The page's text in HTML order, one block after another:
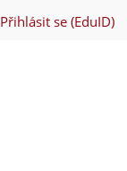
Přihlásit se (EduID)